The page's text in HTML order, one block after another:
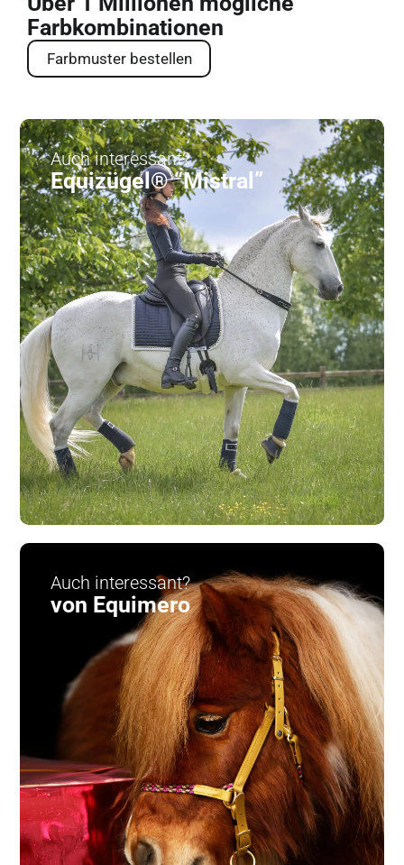
Farbkombinationen
Farbmuster bestellen
Auch interessant?
Equizügel® “Mistral”
Auch interessant?
von Equimero